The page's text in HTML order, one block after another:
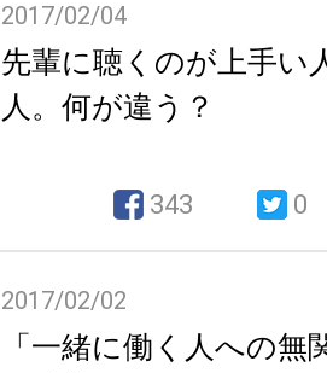
2017/02/04
先輩に聴くのが上手い
人。何が違う？
343 0
2017/02/02
「一緒に働く人への無